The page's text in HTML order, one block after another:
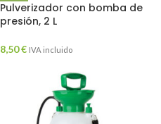
Pulverizador con bomba de
presión, 2 L
8,50€ IVA incluido